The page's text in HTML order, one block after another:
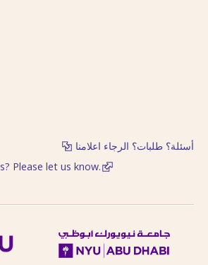
أسئلة؟ طلبات؟ الرجاء اعلامنا
Please let us know.